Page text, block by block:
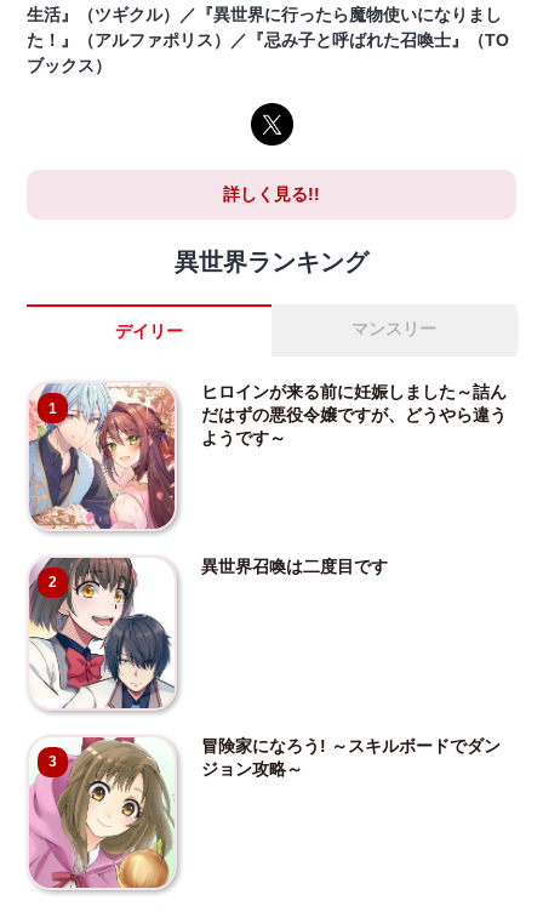
生活』（ツギクル）／『異世界に行ったら魔物使いになりまし
た！』（アルファポリス）／『忌み子と呼ばれた召喚士』（TO
ブックス）
詳しく見る!!
異世界ランキング
デイリー マンスリー
1
ヒロインが来る前に妊娠しました～詰ん
だはずの悪役令嬢ですが、どうやら違う
ようです～
2
異世界召喚は二度目です
3
冒険家になろう! ～スキルボードでダン
ジョン攻略～